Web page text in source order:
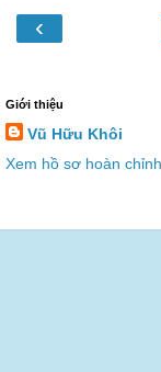
‹
Giới thiệu
Vũ Hữu Khôi
Xem hồ sơ hoàn